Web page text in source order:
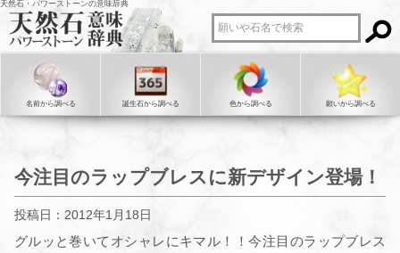
天然石・パワーストーンの意味辞典
名前から調べる 誕生石から調べる 色から調べる 願いから調べる
今注目のラップブレスに新デザイン登場！
投稿日：2012年1月18日
グルッと巻いてオシャレにキマル！！今注目のラップブレス